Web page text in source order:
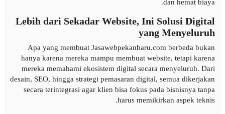
dan hemat biaya.
Lebih dari Sekadar Website, Ini Solusi Digital
yang Menyeluruh
Apa yang membuat Jasawebpekanbaru.com berbeda bukan
hanya karena mereka mampu membuat website, tetapi karena
mereka memahami ekosistem digital secara menyeluruh. Dari
desain, SEO, hingga strategi pemasaran digital, semua dikerjakan
secara terintegrasi agar klien bisa fokus pada bisnisnya tanpa
harus memikirkan aspek teknis.